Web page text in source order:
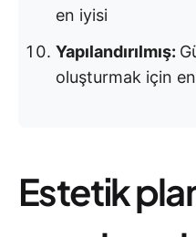
en iyisi
Yapılandırılmış:
oluşturmak için
Estetik